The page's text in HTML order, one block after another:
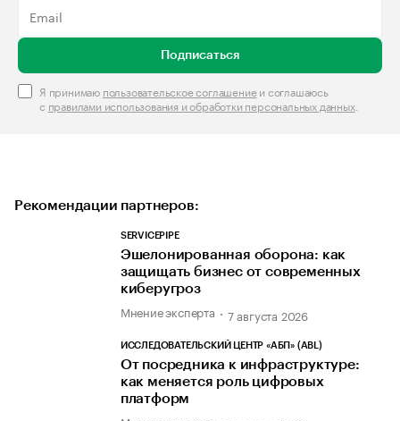
Подписаться
Я принимаю пользовательское соглашениеи соглашаюсь
с правилами использования и обработки персональных данных.
Рекомендации партнеров:
SERVICEPIPE
Эшелонированная оборона: как
защищать бизнес от современных
киберугроз
Мнение эксперта 7 августа 2026
ИССЛЕДОВАТЕЛЬСКИЙ ЦЕНТР «АБП» (ABL)
От посредника к инфраструктуре:
как меняется роль цифровых
платформ